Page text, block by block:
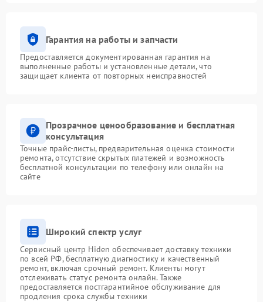
Гарантия на работы и запчасти
Предоставляется документированная гарантия на
выполненные работы и установленные детали, что
защищает клиента от повторных неисправностей
Прозрачное ценообразование и бесплатная
консультация
Точные прайс-листы, предварительная оценка стоимости
ремонта, отсутствие скрытых платежей и возможность
бесплатной консультации по телефону или онлайн на
сайте
Широкий спектр услуг
Сервисный центр Hiden обеспечивает доставку техники
по всей РФ, бесплатную диагностику и качественный
ремонт, включая срочный ремонт. Клиенты могут
отслеживать статус ремонта онлайн. Также
предоставляется постгарантийное обслуживание для
продления срока службы техники